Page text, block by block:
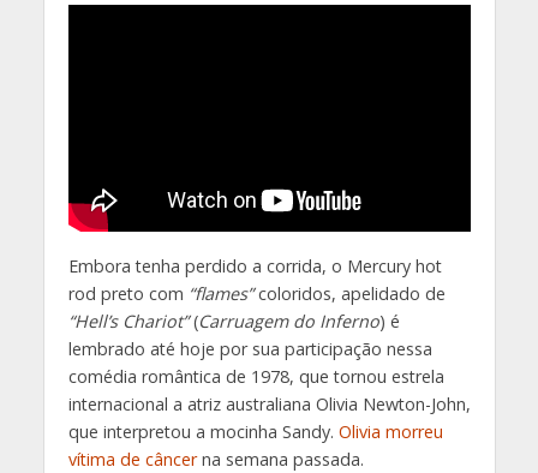
Embora tenha perdido a corrida, o Mercury hot
rod preto com “flames”coloridos, apelidado de
“Hell’s Chariot”(Carruagem do Inferno) é
lembrado até hoje por sua participação nessa
comédia romântica de 1978, que tornou estrela
internacional a atriz australiana Olivia Newton-John,
que interpretou a mocinha Sandy. Olivia morreu
vítima de câncerna semana passada.